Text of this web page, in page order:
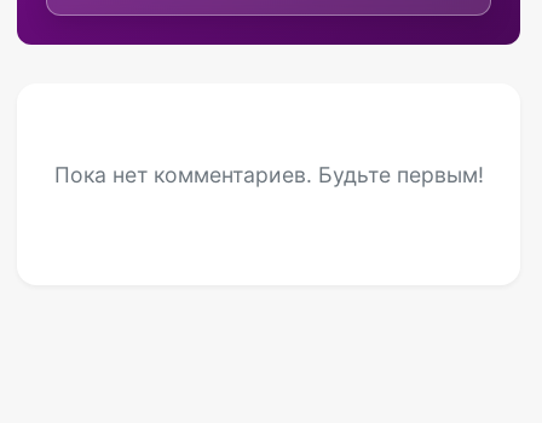
Пока нет комментариев. Будьте первым!